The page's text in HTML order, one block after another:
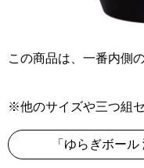
この商品は、一番内側
※他のサイズや三つ組
「ゆらぎボー